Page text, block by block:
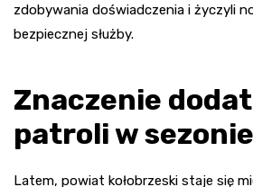
zdobywania doświadczenia i życzyli
bezpiecznej służby.
Znaczenie
patroli w
Latem, powiat kołobrzeski staje się